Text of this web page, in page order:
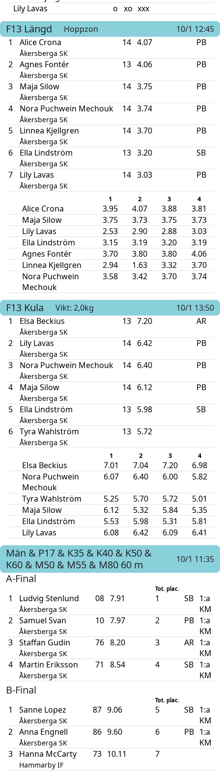
Lily Lavas
o xo xxx
F13 Längd Hoppzon
10/1 12:45
1
Alice Crona
Åkersberga SK
14 4.07 PB
2 Agnes Fontér
Åkersberga SK
13 4.06 PB
3 Maja Silow
Åkersberga SK
14 3.75 PB
4 Nora Puchwein Mechouk
Åkersberga SK
14 3.74 PB
5 Linnea Kjellgren
Åkersberga SK
14 3.70 PB
6 Ella Lindström
Åkersberga SK
13 3.20 SB
7 Lily Lavas
Åkersberga SK
14 3.03 PB
1 2 3 4
Alice Crona 3.95 4.07 3.88
3.81
Maja Silow
3.75 3.73 3.75
3.73
Lily Lavas
2.53 2.90 2.88
3.03
Ella Lindström
3.15 3.19 3.20
3.19
Agnes Fontér
3.70 3.80 3.80
4.06
Linnea Kjellgren
2.94 1.63 3.32
3.70
Nora Puchwein
Mechouk
3.58 3.42 3.70 3.74
F13 Kula Vikt: 2,0kg
10/1 13:50
1
Elsa Beckius
Åkersberga SK
13 7.20 AR
2 Lily Lavas
Åkersberga SK
14 6.42 PB
3 Nora Puchwein Mechouk
Åkersberga SK
14 6.40 PB
4 Maja Silow
Åkersberga SK
14 6.12 PB
5 Ella Lindström
Åkersberga SK
13 5.98 SB
6 Tyra Wahlström
Åkersberga SK
13 5.72
1 2 3 4
Elsa Beckius 7.01 7.04 7.20
6.98
Nora Puchwein
Mechouk
6.07 6.40 6.00 5.82
Tyra Wahlström 5.25 5.70 5.72
5.01
Maja Silow
6.12 5.32 5.84
5.35
Ella Lindström
5.53 5.98 5.31
5.81
Lily Lavas
6.08 6.42 6.09 6.41
Män & P17 & K35 & K40 & K50 &
K60 & M50 & M55 & M80 60 m 10/1 11:35
A-Final
Tot. plac.
1 Ludvig Stenlund
Åkersberga SK
08 7.91 1 SB
1:a
KM
2
Samuel Svan
Åkersberga SK
10 7.97 2 PB 1:a
KM
3
Staffan Gudin
Åkersberga SK
76 8.20 3 AR 1:a
KM
4
Martin Eriksson
Åkersberga SK
71 8.54 4 SB
1:a
KM
B-Final
Tot. plac.
1 Sanne Lopez
Åkersberga SK
87 9.06 5 SB
1:a
KM
2
Anna Engnell
Åkersberga SK
86 9.60 6 PB 1:a
KM
3
Hanna McCarty
Hammarby IF
73 10.11 7